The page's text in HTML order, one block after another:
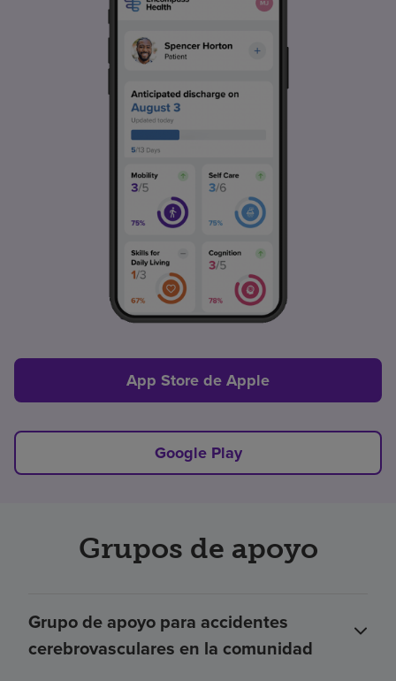
App Store de Apple
Google Play
Grupos de apoyo
Grupo de apoyo para accidentes
cerebrovasculares en la comunidad